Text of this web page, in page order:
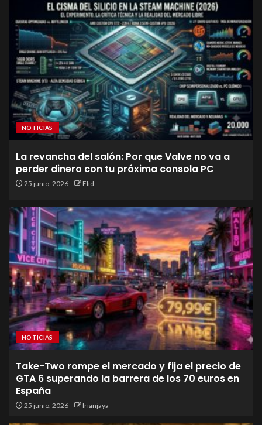
NOTICIAS
La revancha del salón: Por que Valve no va a
perder dinero con tu próxima consola PC
25 junio, 2026 Elid
NOTICIAS
Take-Two rompe el mercado y fija el precio de
GTA 6 superando la barrera de los 70 euros en
España
25 junio, 2026 Irianjaya